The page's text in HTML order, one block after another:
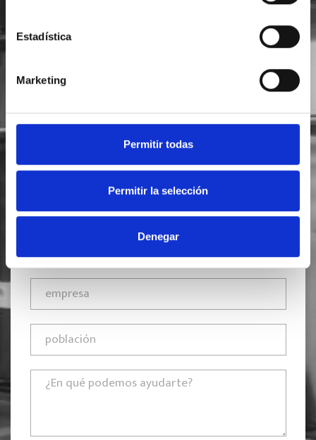
Estadística
Marketing
Permitir todas
Permitir la selección
Denegar